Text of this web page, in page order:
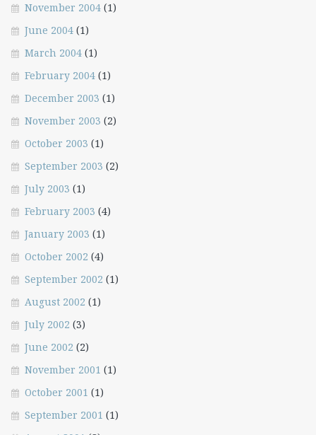
November 2004 (1)
June 2004 (1)
March 2004 (1)
February 2004 (1)
December 2003 (1)
November 2003 (2)
October 2003 (1)
September 2003 (2)
July 2003 (1)
February 2003 (4)
January 2003 (1)
October 2002 (4)
September 2002 (1)
August 2002 (1)
July 2002 (3)
June 2002 (2)
November 2001 (1)
October 2001 (1)
September 2001 (1)